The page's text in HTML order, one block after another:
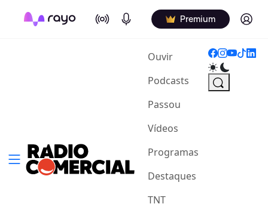
On Air Podcasts Premium Log in
Ouvir(current)
Podcasts
Passou
Vídeos
Programas
Destaques
TNT